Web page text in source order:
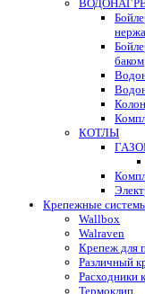
баком
КОТЛЫ
Крепежные
Wallbox
Walraven
Крепеж для
Различный
Расходники
Термоклип